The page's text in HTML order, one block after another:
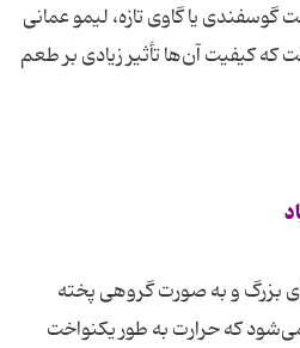
یا گاوی تازه، لیمو عمانی
کیفیت آن‌ها تأثیر زیادی بر طعم
بزرگ و به صورت گروهی پخته
که حرارت به طور یکنواخت